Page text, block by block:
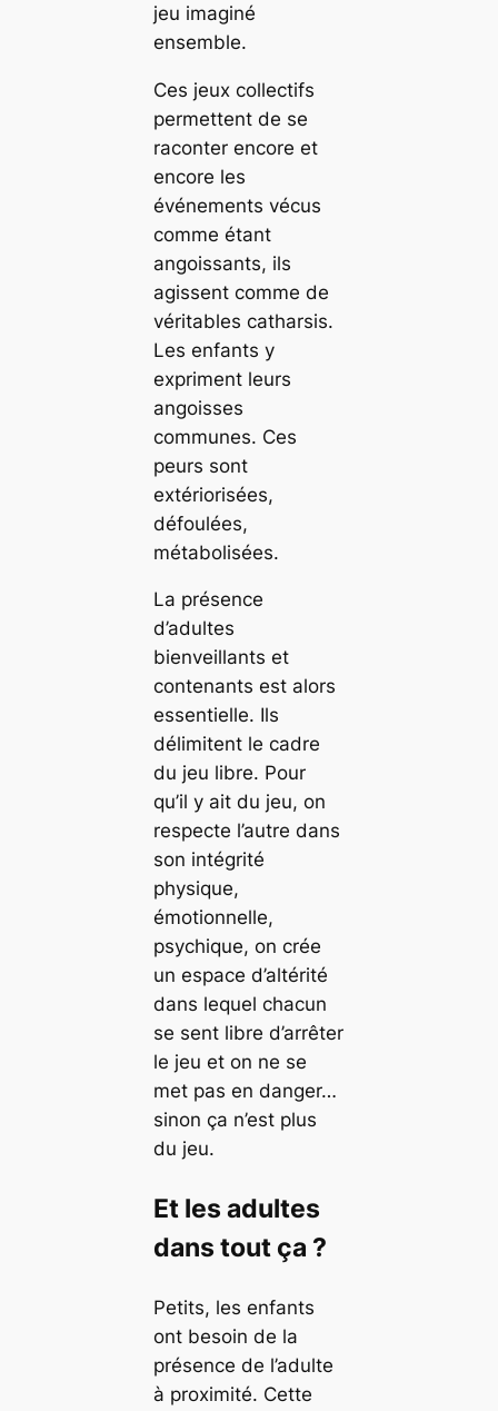
jeu imaginé
ensemble.
Ces jeux collectifs
permettent de se
raconter encore et
encore les
événements vécus
comme étant
angoissants, ils
agissent comme de
véritables catharsis.
Les enfants y
expriment leurs
angoisses
communes. Ces
peurs sont
extériorisées,
défoulées,
métabolisées.
La présence
d’adultes
bienveillants et
contenants est alors
essentielle. Ils
délimitent le cadre
du jeu libre. Pour
qu’il y ait du jeu, on
respecte l’autre dans
son intégrité
physique,
émotionnelle,
psychique, on crée
un espace d’altérité
dans lequel chacun
se sent libre d’arrêter
le jeu et on ne se
met pas en danger…
sinon ça n’est plus
du jeu.
Et les adultes
dans tout ça ?
Petits, les enfants
ont besoin de la
présence de l’adulte
à proximité. Cette